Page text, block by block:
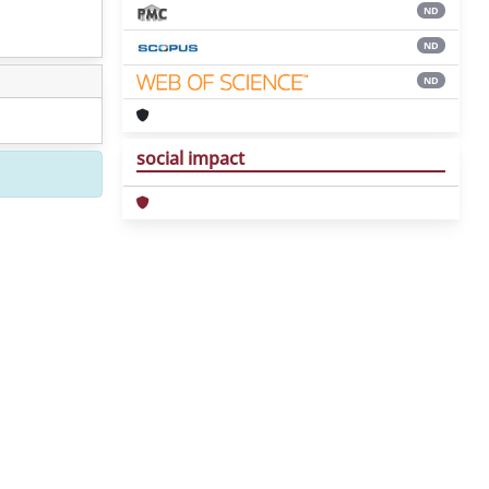
ND
ND
ND
social impact